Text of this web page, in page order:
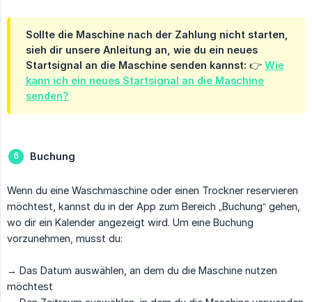
Sollte die Maschine nach der Zahlung nicht starten,
sieh dir unsere Anleitung an, wie du ein neues
Startsignal an die Maschine senden kannst: 👉 Wie
kann ich ein neues Startsignal an die Maschine
senden?
Buchung
Wenn du eine Waschmaschine oder einen Trockner reservieren
möchtest, kannst du in der App zum Bereich „Buchung“ gehen,
wo dir ein Kalender angezeigt wird. Um eine Buchung
vorzunehmen, musst du:
→ Das Datum auswählen, an dem du die Maschine nutzen
möchtest